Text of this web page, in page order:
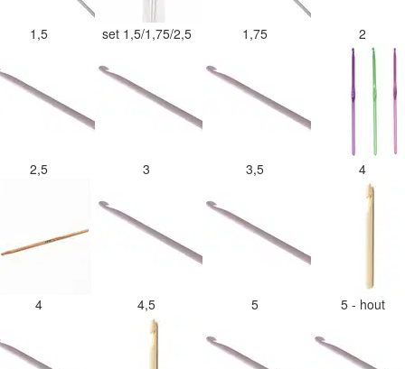
1,5 set 1,5/1,75/2,5 1,75 2
2,5 3 3,5 4
4 4,5 5 5 - hout